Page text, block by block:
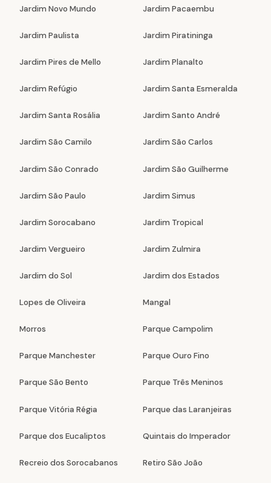
Jardim Novo Mundo Jardim Pacaembu
Jardim Paulista Jardim Piratininga
Jardim Pires de Mello Jardim Planalto
Jardim Refúgio Jardim Santa Esmeralda
Jardim Santa Rosália Jardim Santo André
Jardim São Camilo Jardim São Carlos
Jardim São Conrado Jardim São Guilherme
Jardim São Paulo Jardim Simus
Jardim Sorocabano Jardim Tropical
Jardim Vergueiro Jardim Zulmira
Jardim do Sol Jardim dos Estados
Lopes de Oliveira Mangal
Morros Parque Campolim
Parque Manchester Parque Ouro Fino
Parque São Bento Parque Três Meninos
Parque Vitória Régia Parque das Laranjeiras
Parque dos Eucaliptos Quintais do Imperador
Recreio dos Sorocabanos Retiro São João